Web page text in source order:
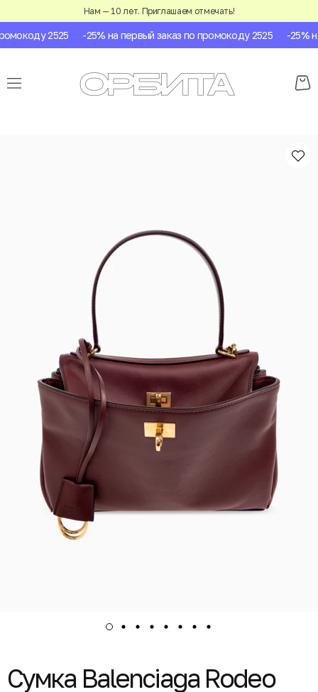
Нам — 10 лет. Приглашаем отмечать!
2525 -25% на первый заказ по промокоду 2525 -25%
Сумка Balenciaga Rodeo